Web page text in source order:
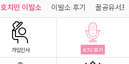
호치민 이발소 이발소 후기 꿀공유서
가입인사 KTV 후기